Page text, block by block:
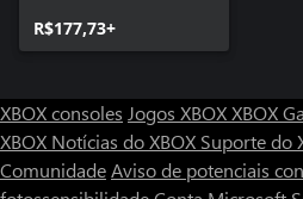
R$177,73+
XBOX consoles Jogos XBOXXBOX
XBOX Notícias do XBOX Suporte do
ComunidadeAviso de potenciais